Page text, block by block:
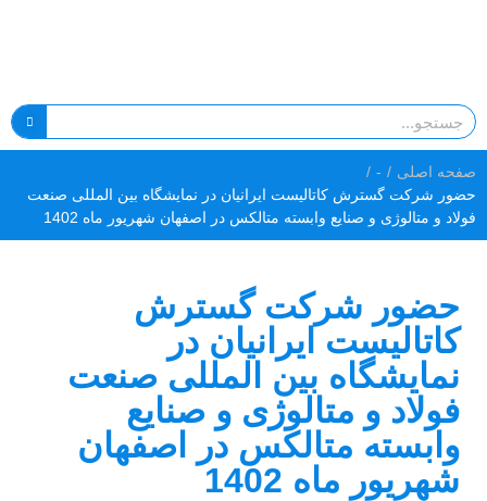
صفحه اصلی /
-
/
حضور شرکت گسترش کاتالیست ایرانیان در نمایشگاه بین المللی صنعت
فولاد و متالوژی و صنایع وابسته متالکس در اصفهان شهریور ماه 1402
حضور شرکت گسترش
کاتالیست ایرانیان در
نمایشگاه بین المللی صنعت
فولاد و متالوژی و صنایع
وابسته متالکس در اصفهان
شهریور ماه 1402